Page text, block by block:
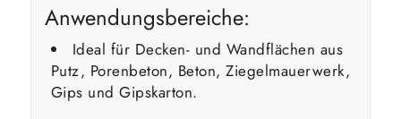
Anwendungsbereiche:
Ideal für Decken- und Wandflächen aus
Putz, Porenbeton, Beton, Ziegelmauerwerk,
Gips und Gipskarton.